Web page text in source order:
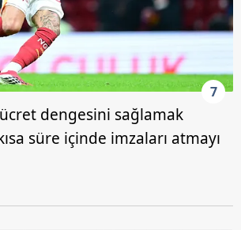
7
dengesini sağlamak
süre içinde imzaları atmayı